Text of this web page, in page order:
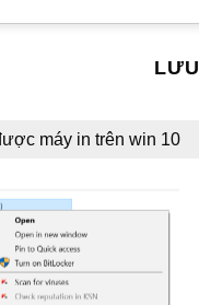
máy in trên win 10